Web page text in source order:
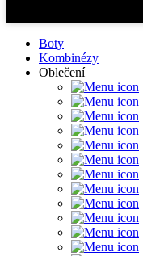
Boty
Kombinézy
Oblečení